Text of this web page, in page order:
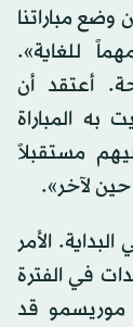
وضع مباراتنا
للغاية».
أعتقد أن
به المباراة
مستقبلاً
حين لآخر».
الأمر
في الفترة
موريسمو قد